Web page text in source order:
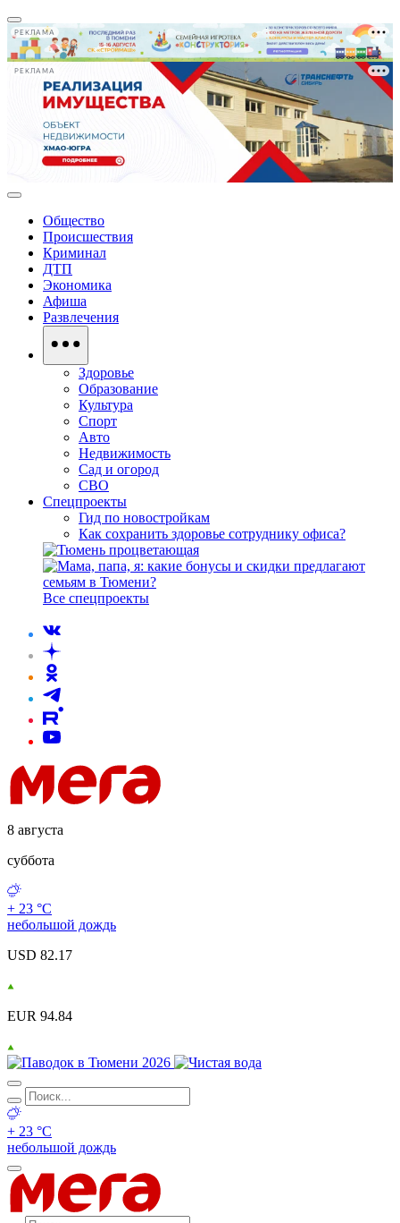
РЕКЛАМА
РЕКЛАМА
Общество
Происшествия
Криминал
ДТП
Экономика
Афиша
Развлечения
Здоровье
Образование
Культура
Спорт
Авто
Недвижимость
Сад и огород
СВО
Спецпроекты
Гид по новостройкам
Как сохранить здоровье сотруднику офиса?
Все спецпроекты
8 августа
суббота
+ 23 °С
небольшой дождь
USD 82.17
EUR 94.84
+ 23 °С
небольшой дождь